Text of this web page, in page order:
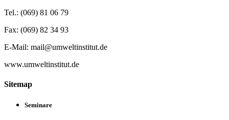
Tel.: (069) 81 06 79
Fax: (069) 82 34 93
E-Mail: mail@umweltinstitut.de
www.umweltinstitut.de
Sitemap
Seminare